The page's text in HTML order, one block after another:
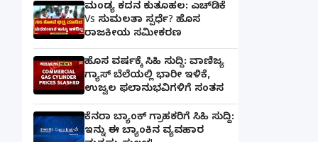
ಮಂಡ್ಯ ಕದನ ಕುತೂಹಲ: ಎಚ್‌ಡಿಕೆ
Vs ಸುಮಲತಾ ಸ್ಪರ್ಧೆ? ಹೊಸ
ರಾಜಕೀಯ ಸಮೀಕರಣ
ಹೊಸ ವರ್ಷಕ್ಕೆ ಸಿಹಿ ಸುದ್ದಿ: ವಾಣಿಜ್ಯ
ಗ್ಯಾಸ್‌ ಬೆಲೆಯಲ್ಲಿ ಭಾರೀ ಇಳಿಕೆ,
ಉಜ್ವಲ ಫಲಾನುಭವಿಗಳಿಗೆ ಸಂತಸ
ಕೆನರಾ ಬ್ಯಾಂಕ್‌ ಗ್ರಾಹಕರಿಗೆ ಸಿಹಿ ಸುದ್ದಿ:
ಇನ್ನು ಈ ಬ್ಯಾಂಕಿನ ವ್ಯವಹಾರ